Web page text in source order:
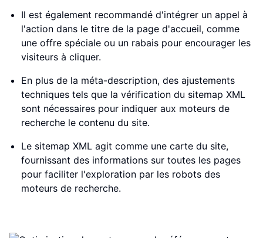
Il est également recommandé d'intégrer un appel à
l'action dans le titre de la page d'accueil, comme
une offre spéciale ou un rabais pour encourager les
visiteurs à cliquer.
En plus de la méta-description, des ajustements
techniques tels que la vérification du sitemap XML
sont nécessaires pour indiquer aux moteurs de
recherche le contenu du site.
Le sitemap XML agit comme une carte du site,
fournissant des informations sur toutes les pages
pour faciliter l'exploration par les robots des
moteurs de recherche.